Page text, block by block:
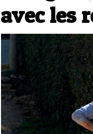
avec les